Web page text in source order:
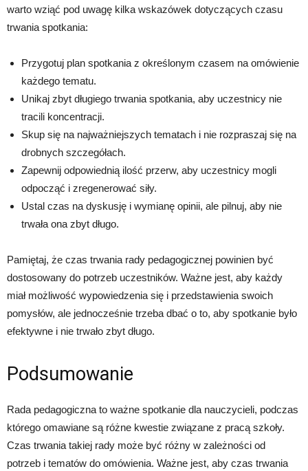
warto wziąć pod uwagę kilka wskazówek dotyczących czasu
trwania spotkania:
Przygotuj plan spotkania z określonym czasem na omówienie
każdego tematu.
Unikaj zbyt długiego trwania spotkania, aby uczestnicy nie
tracili koncentracji.
Skup się na najważniejszych tematach i nie rozpraszaj się na
drobnych szczegółach.
Zapewnij odpowiednią ilość przerw, aby uczestnicy mogli
odpocząć i zregenerować siły.
Ustal czas na dyskusję i wymianę opinii, ale pilnuj, aby nie
trwała ona zbyt długo.
Pamiętaj, że czas trwania rady pedagogicznej powinien być
dostosowany do potrzeb uczestników. Ważne jest, aby każdy
miał możliwość wypowiedzenia się i przedstawienia swoich
pomysłów, ale jednocześnie trzeba dbać o to, aby spotkanie było
efektywne i nie trwało zbyt długo.
Podsumowanie
Rada pedagogiczna to ważne spotkanie dla nauczycieli, podczas
którego omawiane są różne kwestie związane z pracą szkoły.
Czas trwania takiej rady może być różny w zależności od
potrzeb i tematów do omówienia. Ważne jest, aby czas trwania